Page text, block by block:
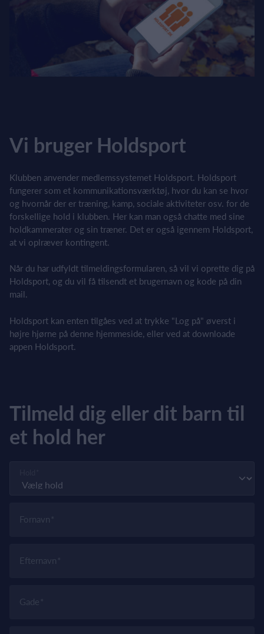
Vi bruger Holdsport
Klubben anvender medlemssystemet Holdsport. Holdsport
fungerer som et kommunikationsværktøj, hvor du kan se hvor
og hvornår der er træning, kamp, sociale aktiviteter osv. for de
forskellige hold i klubben. Her kan man også chatte med sine
holdkammerater og sin træner. Det er også igennem Holdsport,
at vi oplræver kontingent.
Når du har udfyldt tilmeldingsformularen, så vil vi oprette dig på
Holdsport, og du vil få tilsendt et brugernavn og kode på din
mail.
Holdsport kan enten tilgåes ved at trykke "Log på" øverst i
højre hjørne på denne hjemmeside, eller ved at downloade
appen Holdsport.
Tilmeld dig eller dit barn til
et hold her
Fornavn
Efternavn
Gade